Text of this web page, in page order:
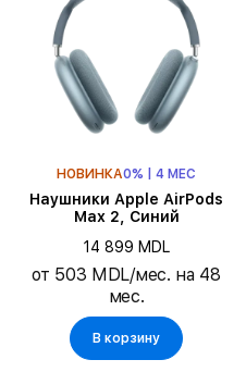
НОВИНКА0% | 4 МЕС
Наушники Apple AirPods
Max 2, Синий
14 899 MDL
от 503 MDL/мес. на 48
мес.
В корзину